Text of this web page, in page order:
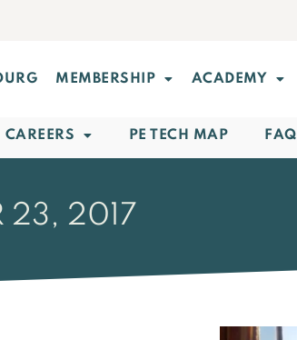
MEMBERSHIP ACADEMY
CAREERS PE TECH MAP FAQ
23, 2017